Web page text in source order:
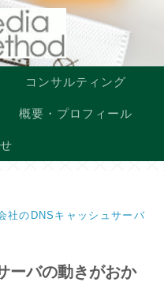
コンサルティング
概要・プロフィール
社のDNSキャッシュサーバ
ーバの動きがおか